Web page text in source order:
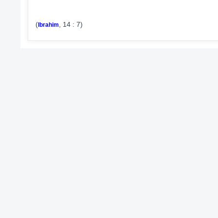
( Ibrahim , 14 : 7)